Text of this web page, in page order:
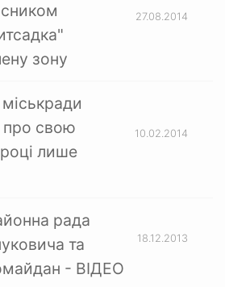
зону
27.08.2014
про свою
лише
10.02.2014
рада
та
- ВІДЕО
18.12.2013